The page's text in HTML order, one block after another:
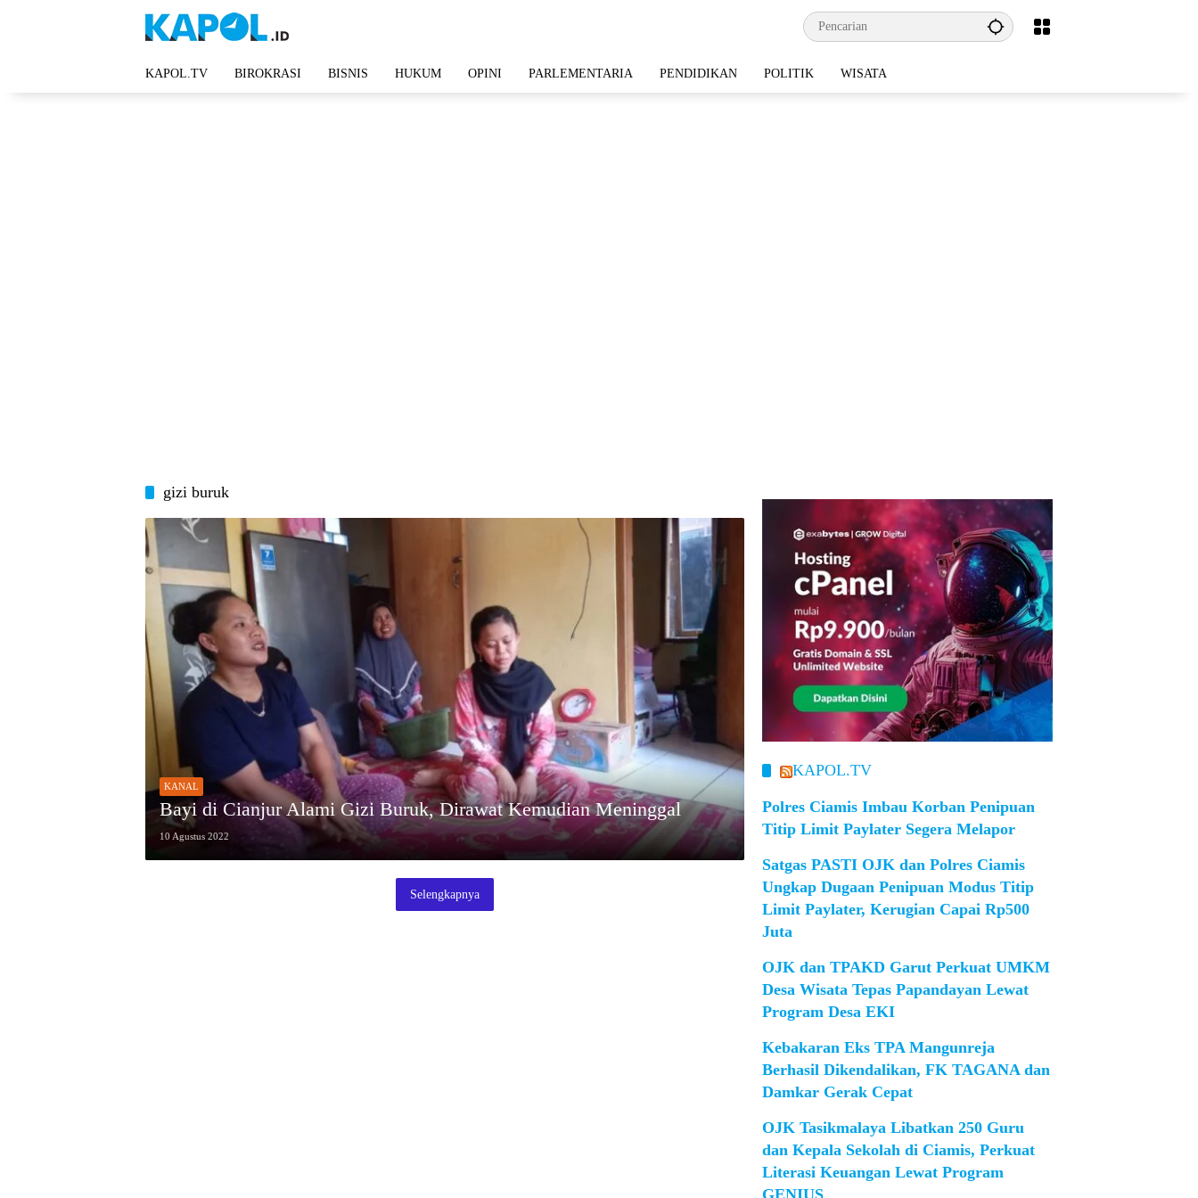
KAPOL.TV BIROKRASI BISNIS HUKUM OPINI PARLEMENTARIA PENDIDIKAN POLITIK WISATA
gizi buruk
KANAL
Bayi di Cianjur Alami Gizi Buruk, Dirawat Kemudian Meninggal
10 Agustus 2022
Selengkapnya
KAPOL.TV
Polres Ciamis Imbau Korban Penipuan
Titip Limit Paylater Segera Melapor
Satgas PASTI OJK dan Polres Ciamis
Ungkap Dugaan Penipuan Modus Titip
Limit Paylater, Kerugian Capai Rp500
Juta
OJK dan TPAKD Garut Perkuat UMKM
Desa Wisata Tepas Papandayan Lewat
Program Desa EKI
Kebakaran Eks TPA Mangunreja
Berhasil Dikendalikan, FK TAGANA dan
Damkar Gerak Cepat
OJK Tasikmalaya Libatkan 250 Guru
dan Kepala Sekolah di Ciamis, Perkuat
Literasi Keuangan Lewat Program
GENIUS